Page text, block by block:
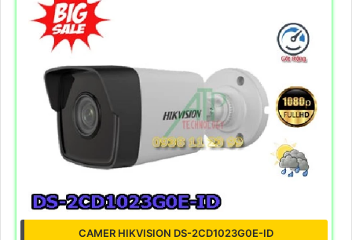
CAMER HIKVISION DS-2CD1023G0E-ID